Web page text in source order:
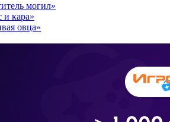
могил»
кара»
овца»